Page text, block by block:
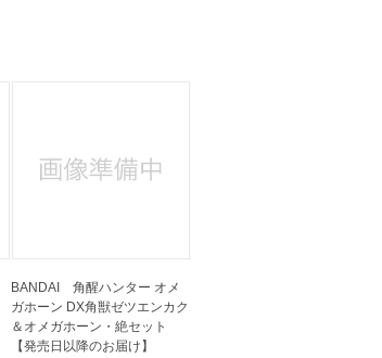
BANDAI 角醒ハンター オメ
ガホーン DX角獣ゼツエンカク
＆オメガホーン・絶セット
【発売日以降のお届け】